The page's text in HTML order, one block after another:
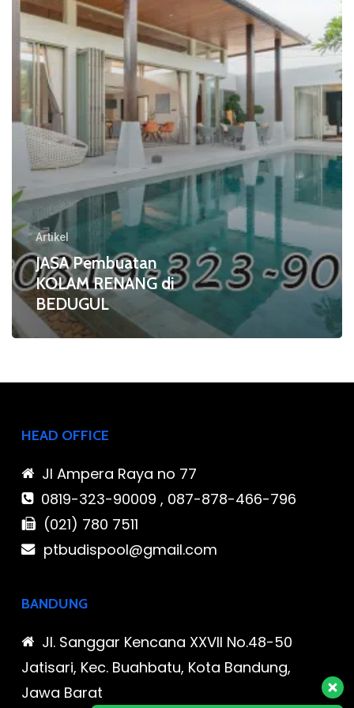
di
BEDUGUL
Artikel
JASA Pembuatan
KOLAM RENANG di
BEDUGUL
HEAD OFFICE
Jl Ampera Raya no 77
0819-323-90009 , 087-878-466-796
(021) 780 7511
ptbudispool@gmail.com
BANDUNG
Jl. Sanggar Kencana XXVII No.48-50
Jatisari, Kec. Buahbatu, Kota Bandung,
Jawa Barat